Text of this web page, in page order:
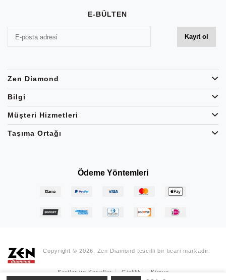
E-BÜLTEN
Zen Diamond
Bilgi
Müşteri Hizmetleri
Taşıma Ortağı
Ödeme Yöntemleri
Copyright © 2026, Zen Diamond tescilli bir ticari markadır.
Şartlar ve Koşullar Gizlilik Künye